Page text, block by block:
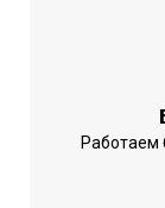
Работаем